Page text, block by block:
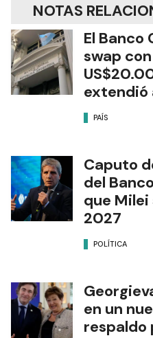
NOTAS
El Banco
swap
extendió
PAÍS
Caputo
del
que
2027
POLÍTICA
en un
respaldo